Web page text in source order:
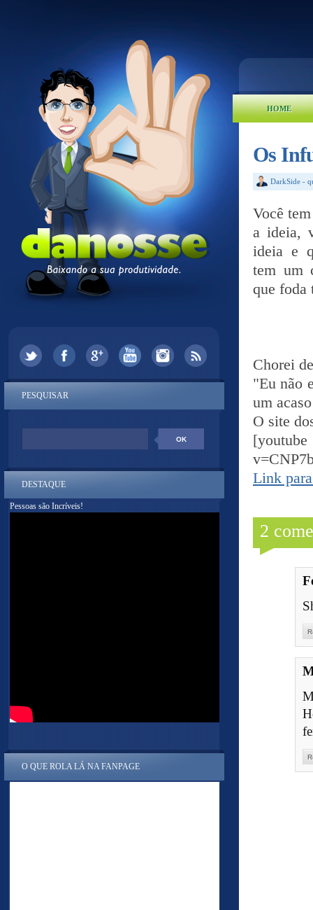
HOME
Os
DarkSide -
Você
a ideia,
ideia e
tem um
que foda
Chorei
"Eu não
um
O site
Link
2
PESQUISAR
DESTAQUE
Pessoas são Incríveis!
O QUE ROLA LÁ NA FANPAGE